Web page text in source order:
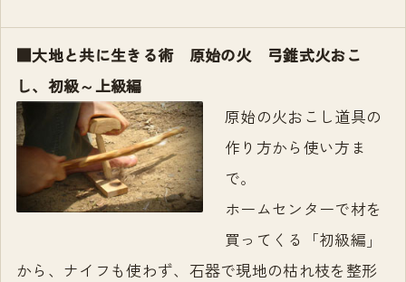
■大地と共に生きる術 原始の火 弓錐式火おこ
し、初級～上級編
原始の火おこし道具の
作り方から使い方ま
で。
ホームセンターで材を
買ってくる「初級編」
から、ナイフも使わず、石器で現地の枯れ枝を整形